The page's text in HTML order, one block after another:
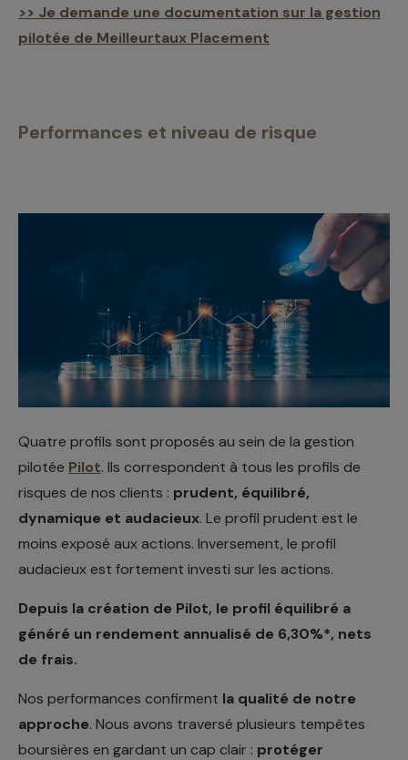
>> Je demande une documentation sur la gestion
pilotée de Meilleurtaux Placement
Performances et niveau de risque
Quatre profils sont proposés au sein de la gestion
pilotée Pilot. Ils correspondent à tous les profils de
risques de nos clients : prudent, équilibré,
dynamique et audacieux. Le profil prudent est le
moins exposé aux actions. Inversement, le profil
audacieux est fortement investi sur les actions.
Depuis la création de Pilot, le profil équilibré a
généré un rendement annualisé de 6,30%*, nets
de frais.
Nos performances confirment la qualité de notre
approche. Nous avons traversé plusieurs tempêtes
boursières en gardant un cap clair : protéger